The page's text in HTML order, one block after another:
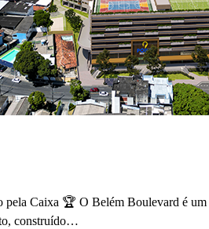
pela Caixa 🏆 O Belém Boulevard é um
construído…